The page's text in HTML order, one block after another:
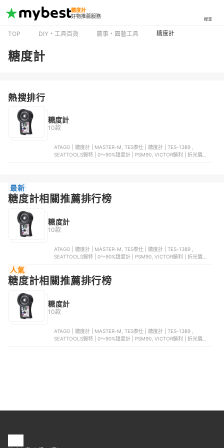
糖度計
好物推薦服務
搜尋
TOP DIY・工具百貨 農事・園藝工具 糖度計
糖度計
熱搜排行
糖度計
10款
ATAGO | 糖度計 | MASTER-M, TES泰仕 | 糖度計 | TES-1389 ,
SEATTOOLS錫特 | 0～90%甜度計 | PSM90, VICTOR勝利 | 折光儀數
最新
糖度計相關推薦排行榜
糖度計
10款
ATAGO | 糖度計 | MASTER-M, TES泰仕 | 糖度計 | TES-1389 ,
SEATTOOLS錫特 | 0～90%甜度計 | PSM90, VICTOR勝利 | 折光儀數
人氣
糖度計相關推薦排行榜
糖度計
10款
ATAGO | 糖度計 | MASTER-M, TES泰仕 | 糖度計 | TES-1389 ,
SEATTOOLS錫特 | 0～90%甜度計 | PSM90, VICTOR勝利 | 折光儀數